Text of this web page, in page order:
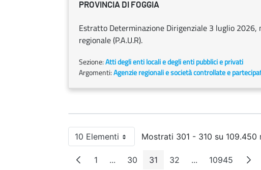
PROVINCIA DI FOGGIA
Estratto Determinazione Dirigenziale 3 luglio
regionale (P.A.U.R).
Sezione:Atti degli enti locali e degli enti pubblici e privati
Argomenti:Agenzie regionali e società controllate e
10 ElementiPer paginaMostrati 301 - 310 su 109.450
Pagina
1 ...Pagine intermedie
Pagina
30 Pagina
31 Pagina
32 ...Pagine intermedie
Pagina
10945